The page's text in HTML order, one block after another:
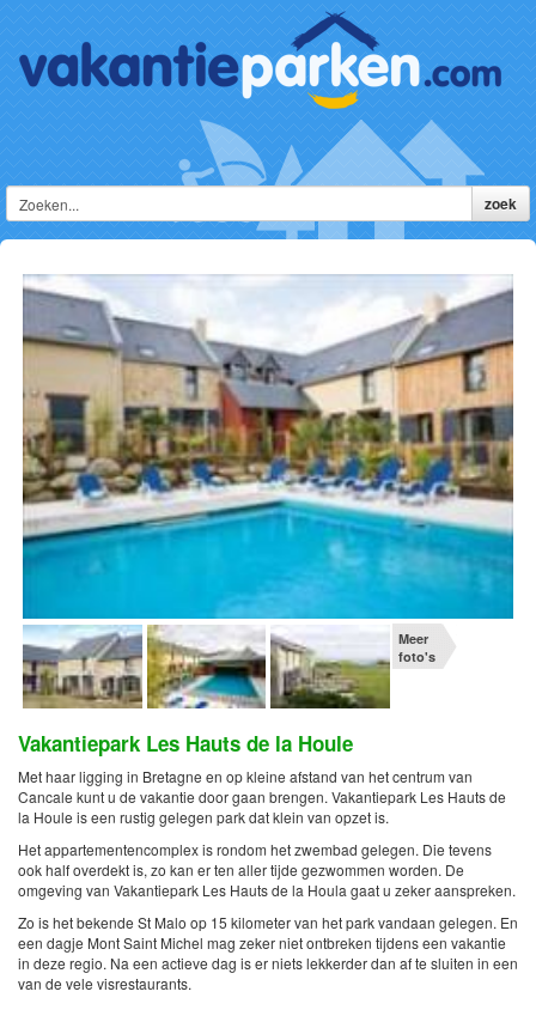
Meer
foto's
Vakantiepark Les Hauts de la Houle
Met haar ligging in Bretagne en op kleine afstand van het centrum van
Cancale kunt u de vakantie door gaan brengen. Vakantiepark Les Hauts de
la Houle is een rustig gelegen park dat klein van opzet is.
Het appartementencomplex is rondom het zwembad gelegen. Die tevens
ook half overdekt is, zo kan er ten aller tijde gezwommen worden. De
omgeving van Vakantiepark Les Hauts de la Houla gaat u zeker aanspreken.
Zo is het bekende St Malo op 15 kilometer van het park vandaan gelegen. En
een dagje Mont Saint Michel mag zeker niet ontbreken tijdens een vakantie
in deze regio. Na een actieve dag is er niets lekkerder dan af te sluiten in een
van de vele visrestaurants.